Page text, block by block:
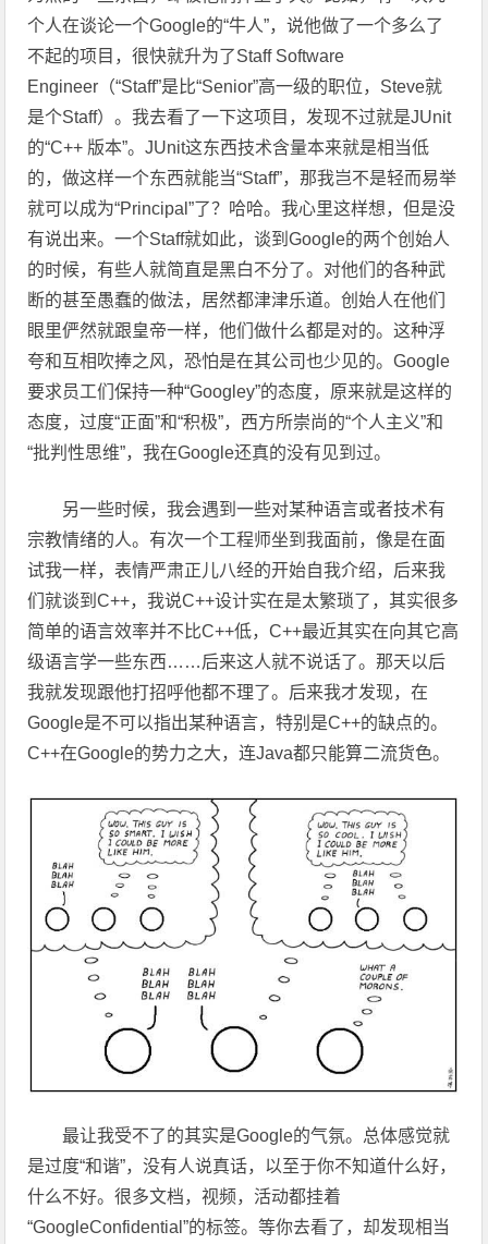
个人在谈论一个Google的“牛人”，说他做了一个多么了
不起的项目，很快就升为了Staff Software
Engineer（“Staff”是比“Senior”高一级的职位，Steve就
是个Staff）。我去看了一下这项目，发现不过就是JUnit
的“C++ 版本”。JUnit这东西技术含量本来就是相当低
的，做这样一个东西就能当“Staff”，那我岂不是轻而易举
就可以成为“Principal”了？哈哈。我心里这样想，但是没
有说出来。一个Staff就如此，谈到Google的两个创始人
的时候，有些人就简直是黑白不分了。对他们的各种武
断的甚至愚蠢的做法，居然都津津乐道。创始人在他们
眼里俨然就跟皇帝一样，他们做什么都是对的。这种浮
夸和互相吹捧之风，恐怕是在其公司也少见的。Google
要求员工们保持一种“Googley”的态度，原来就是这样的
态度，过度“正面”和“积极”，西方所崇尚的“个人主义”和
“批判性思维”，我在Google还真的没有见到过。
另一些时候，我会遇到一些对某种语言或者技术有
宗教情绪的人。有次一个工程师坐到我面前，像是在面
试我一样，表情严肃正儿八经的开始自我介绍，后来我
们就谈到C++，我说C++设计实在是太繁琐了，其实很多
简单的语言效率并不比C++低，C++最近其实在向其它高
级语言学一些东西……后来这人就不说话了。那天以后
我就发现跟他打招呼他都不理了。后来我才发现，在
Google是不可以指出某种语言，特别是C++的缺点的。
C++在Google的势力之大，连Java都只能算二流货色。
最让我受不了的其实是Google的气氛。总体感觉就
是过度“和谐”，没有人说真话，以至于你不知道什么好，
什么不好。很多文档，视频，活动都挂着
“GoogleConfidential”的标签。等你去看了，却发现相当